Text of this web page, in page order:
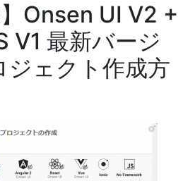
】Onsen UI V2 +
V1 最新バージ
ジェクト作成方